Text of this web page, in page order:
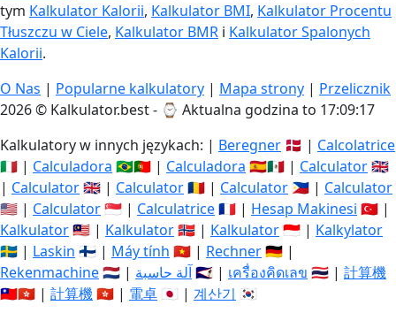
tym Kalkulator Kalorii, Kalkulator BMI, Kalkulator Procentu
Tłuszczu w Ciele, Kalkulator BMR i Kalkulator Spalonych
Kalorii.
O Nas | Popularne kalkulatory | Mapa strony | Przelicznik
2026 © Kalkulator.best - ⌚ Aktualna godzina to 17:09:18
Kalkulatory w innych językach: | Beregner 🇩🇰 | Calcolatrice
🇮🇹 | Calculadora 🇧🇷🇵🇹 | Calculadora 🇪🇸🇲🇽 | Calculator🇬🇧
| Calculator🇬🇧 | Calculator🇷🇴 | Calculator 🇵🇭 | Calculator
🇺🇸 | Calculator🇸🇬 | Calculatrice🇫🇷 | Hesap Makinesi 🇹🇷 |
Kalkulator🇲🇾 | Kalkulator🇳🇴 | Kalkulator🇮🇩 | Kalkylator
🇸🇪 | Laskin 🇫🇮 | Máy tính 🇻🇳 | Rechner🇩🇪 |
Rekenmachine🇳🇱 | آلة حاسبة🇸🇦 | เครื่องคิดเลข 🇹🇭 | 計算機
🇹🇼🇭🇰 | 計算機🇭🇰 | 電卓 🇯🇵 | 계산기 🇰🇷